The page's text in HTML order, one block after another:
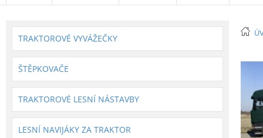
TRAKTOROVÉ VYVÁŽEČKY
ŠTĚPKOVAČE
TRAKTOROVÉ LESNÍ NÁSTAVBY
LESNÍ NAVIJÁKY ZA TRAKTOR